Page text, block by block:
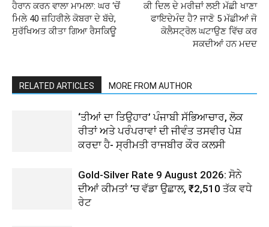
ਹੈਰਾਨ ਕਰਨ ਵਾਲਾ ਮਾਮਲਾ: ਘਰ ‘ਚੋਂ
ਮਿਲੇ 40 ਜ਼ਹਿਰੀਲੇ ਕੋਬਰਾ ਦੇ ਬੱਚੇ,
ਸੁਰੱਖਿਅਤ ਕੀਤਾ ਗਿਆ ਰੈਸਕਿਊ
ਕੀ ਦਿਲ ਦੇ ਮਰੀਜ਼ਾਂ ਲਈ ਮੱਛੀ ਖਾਣਾ
ਫਾਇਦੇਮੰਦ ਹੈ? ਜਾਣੋ 5 ਮੱਛੀਆਂ ਜੋ
ਕੋਲੈਸਟ੍ਰੋਲ ਘਟਾਉਣ ਵਿੱਚ ਕਰ
ਸਕਦੀਆਂ ਹਨ ਮਦਦ
RELATED ARTICLES MORE FROM AUTHOR
‘ਤੀਆਂ ਦਾ ਤਿਉਹਾਰ’ ਪੰਜਾਬੀ ਸੱਭਿਆਚਾਰ, ਲੋਕ
ਰੀਤਾਂ ਅਤੇ ਪਰੰਪਰਾਵਾਂ ਦੀ ਜੀਵੰਤ ਤਸਵੀਰ ਪੇਸ਼
ਕਰਦਾ ਹੈ- ਸ੍ਰੀਮਤੀ ਰਾਜਬੀਰ ਕੌਰ ਕਲਸੀ
Gold-Silver Rate 9 August 2026: ਸੋਨੇ
ਦੀਆਂ ਕੀਮਤਾਂ ’ਚ ਵੱਡਾ ਉਛਾਲ, ₹2,510 ਤੱਕ ਵਧੇ
ਰੇਟ